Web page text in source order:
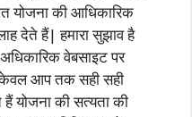
योजना की आधिकारिक
देते हैं| हमारा सुझाव है
वेबसाइट पर
केवल आप तक सही सही
योजना की सत्यता की